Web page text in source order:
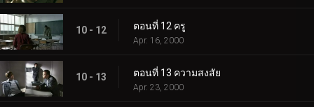
10 - 12 ตอนที่ 12 ครู
Apr. 16, 2000
10 - 13 ตอนที่ 13 ความสงสัย
Apr. 23, 2000